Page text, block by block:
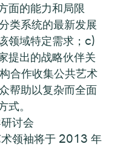
面的能力和局限
类系统的最新发展
领域特定需求；c)
提出的战略伙伴关
合作收集公共艺术
帮助以复杂而全面
。
讨会
领袖将于 2013 年